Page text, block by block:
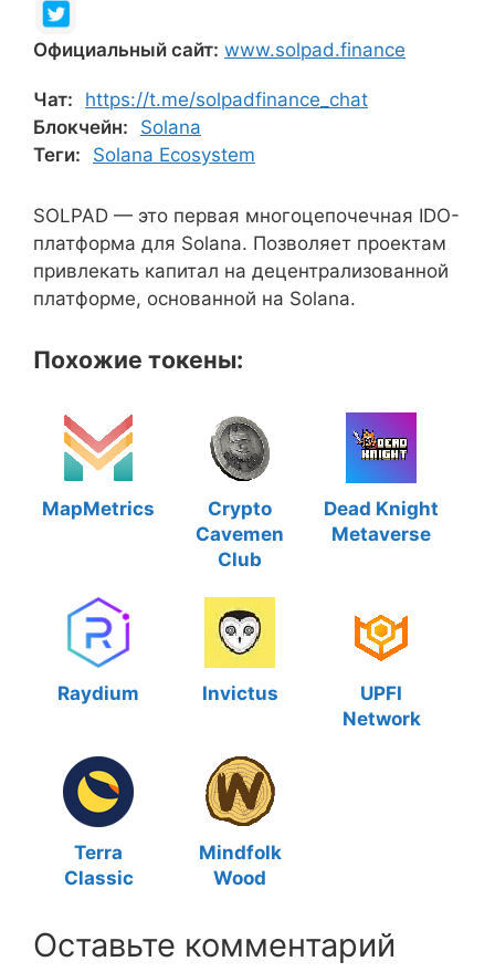
Официальный сайт: www.solpad.finance
Чат:
https://t.me/solpadfinance_chat
Блокчейн:
Solana
Теги:
Solana Ecosystem
SOLPAD — это первая многоцепочечная IDO-
платформа для Solana. Позволяет проектам
привлекать капитал на децентрализованной
платформе, основанной на Solana.
Похожие токены:
MapMetrics
Crypto
Cavemen
Club
Dead Knight
Metaverse
Raydium Invictus
UPFI
Network
Terra
Classic
Mindfolk
Wood
Оставьте комментарий